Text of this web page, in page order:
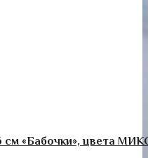
см «Бабочки», цвета